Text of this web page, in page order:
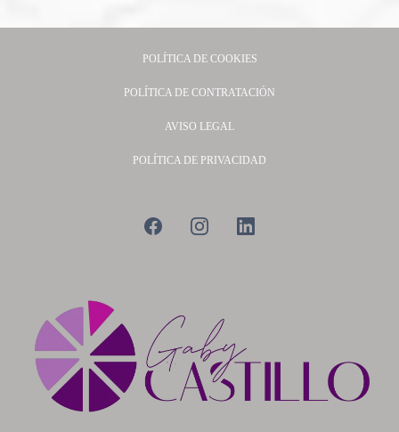
POLÍTICA DE COOKIES
POLÍTICA DE CONTRATACIÓN
AVISO LEGAL
POLÍTICA DE PRIVACIDAD